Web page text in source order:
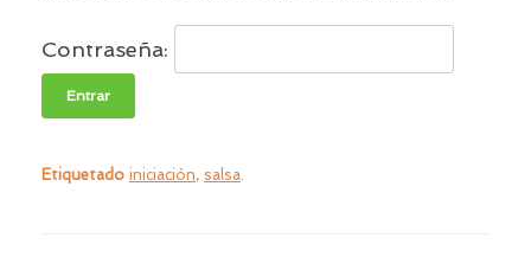
Contraseña:
Etiquetado iniciación, salsa